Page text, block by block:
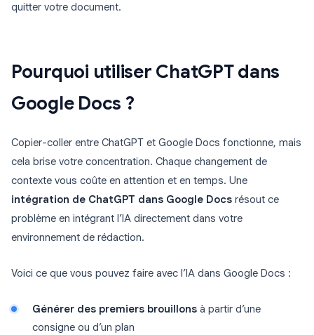
quitter votre document.
Pourquoi utiliser ChatGPT dans
Google Docs ?
Copier-coller entre ChatGPT et Google Docs fonctionne, mais
cela brise votre concentration. Chaque changement de
contexte vous coûte en attention et en temps. Une
intégration de ChatGPT dans Google Docs résout ce
problème en intégrant l’IA directement dans votre
environnement de rédaction.
Voici ce que vous pouvez faire avec l’IA dans Google Docs :
Générer des premiers brouillons à partir d’une
consigne ou d’un plan